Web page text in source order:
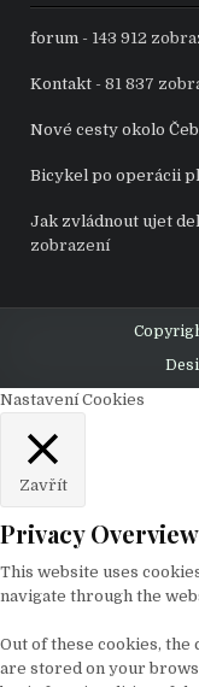
forum - 143 912
Kontakt - 81 837
Nové cesty okolo
Bicykel po operácii
Jak zvládnout ujet
zobrazení
Nastavení Cookies
Zavřít
Privacy Overview
This website uses
navigate through the
Out of these cookies,
are stored on your